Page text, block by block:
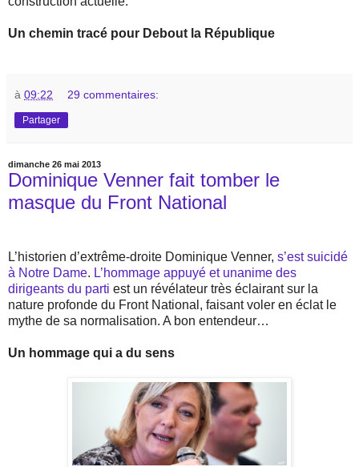
Un chemin tracé pour Debout la République
à 09:22 29 commentaires:
Partager
dimanche 26 mai 2013
Dominique Venner fait tomber le
masque du Front National
L’historien d’extrême-droite Dominique Venner, s’est suicidé
à Notre Dame. L’hommage appuyé et unanime des
dirigeants du parti est un révélateur très éclairant sur la
nature profonde du Front National, faisant voler en éclat le
mythe de sa normalisation. A bon entendeur…
Un hommage qui a du sens